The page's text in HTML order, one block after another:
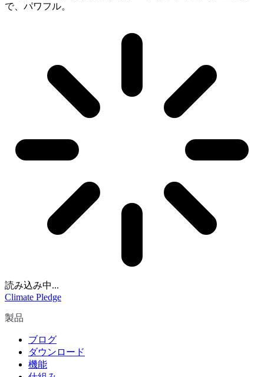
で、パワフル。
読み込み中...
Climate Pledge
製品
ブログ
ダウンロード
機能